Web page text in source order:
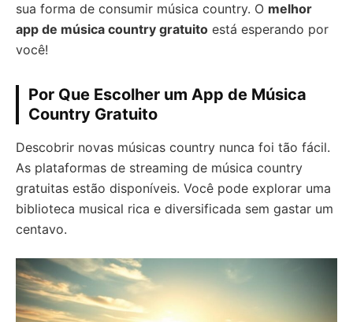
sua forma de consumir música country. O melhor
app de música country gratuito está esperando por
você!
Por Que Escolher um App de Música
Country Gratuito
Descobrir novas músicas country nunca foi tão fácil.
As plataformas de streaming de música country
gratuitas estão disponíveis. Você pode explorar uma
biblioteca musical rica e diversificada sem gastar um
centavo.